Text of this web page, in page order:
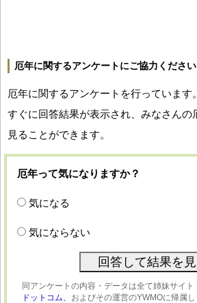
厄年に関するアンケートにご協力ください
厄年に関するアンケートを行っています
すぐに回答結果が表示され、みなさんの
見ることができます。
厄年って気になりますか？
気になる
気にならない
同アンケートの内容・データは全て姉妹サイト
ドットコム、 およびその運営のYWMOに帰属